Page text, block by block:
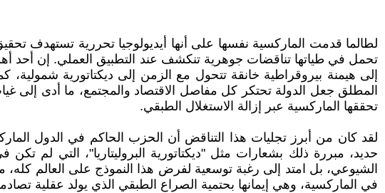
لطالما قدمت الماركسية نفسها على أنها أيديولوجيا تحررية تستهدف
تحمل في طياتها تناقضات جوهرية تنكشف عند التطبيق العملي. إن أحد
إلى هيمنة بيروقراطية خانقة تتحول مع الزمن إلى ديكتاتورية
المطلق جعل الدولة تحتكر كل مفاصل الاقتصاد والمجتمع، ما أدى إلى
تحققها الماركسية عبر إزالة الاستغلال الطبقي.
لقد كان من أبرز تجليات هذا التناقض أن الحزب الحاكم في الدول
حديد، مبررة ذلك بشعارات مثل "ديكتاتورية البروليتاريا"، التي لم
الشيوعي، بل امتد إلى رغبة توسعية لفرض هذا النموذج على العالم
في الماركسية، وهي إيمانها بحتمية الصراع الطبقي الذي يولد عقلية